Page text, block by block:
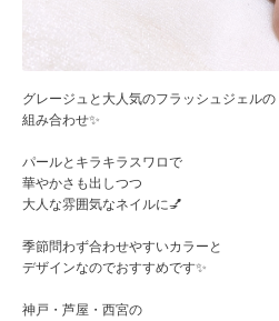
グレージュと大人気のフラッシュジェルの
組み合わせ✨
パールとキラキラスワロで
華やかさも出しつつ
大人な雰囲気なネイルに💅
季節問わず合わせやすいカラーと
デザインなのでおすすめです✨
神戸・芦屋・西宮の